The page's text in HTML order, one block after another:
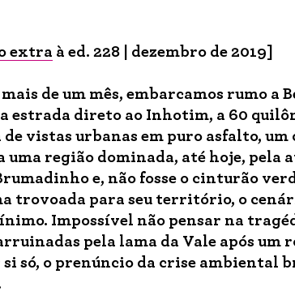
extra à ed. 228 | dezembro de 2019]
de um mês, embarcamos rumo a
a estrada direto ao Inhotim, a 60
de vistas urbanas em puro asfalto,
uma região dominada, até hoje,
e, não fosse o cinturão
trovoada para seu território, o
Impossível não pensar na
pela lama da Vale após um
si só, o prenúncio da crise ambiental